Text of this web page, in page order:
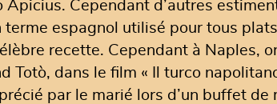
Cependant d’autres
terme espagnol utilisé pour tous
recette. Cependant à Naples,
dans le film « Il turco
par le marié lors d’un buffet